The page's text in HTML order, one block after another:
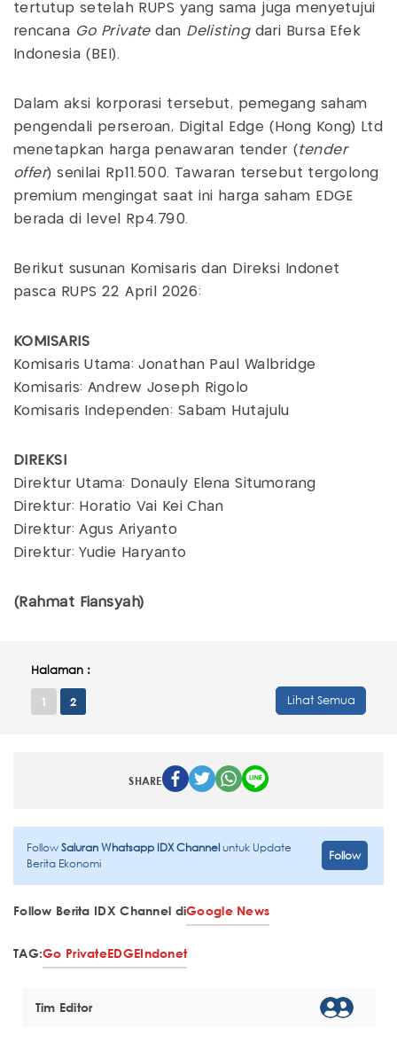
tertutup setelah RUPS yang sama juga menyetujui
rencana Go Privatedan Delisting dari Bursa Efek
Indonesia (BEI).
Dalam aksi korporasi tersebut, pemegang saham
pengendali perseroan, Digital Edge (Hong Kong) Ltd
menetapkan harga penawaran tender ( tender
offer) senilai Rp11.500. Tawaran tersebut tergolong
premium mengingat saat ini harga saham EDGE
berada di level Rp4.790.
Berikut susunan Komisaris dan Direksi Indonet
pasca RUPS 22 April 2026:
KOMISARIS
Komisaris Utama: Jonathan Paul Walbridge
Komisaris: Andrew Joseph Rigolo
Komisaris Independen: Sabam Hutajulu
DIREKSI
Direktur Utama: Donauly Elena Situmorang
Direktur: Horatio Vai Kei Chan
Direktur: Agus Ariyanto
Direktur: Yudie Haryanto
(Rahmat Fiansyah)
Halaman :
1 2 Lihat Semua
SHARE
FollowSaluran Whatsapp IDX Channeluntuk Update
Berita Ekonomi
Follow
Follow Berita IDX Channel diGoogle News
TAG:Go PrivateEDGEIndonet
Tim Editor